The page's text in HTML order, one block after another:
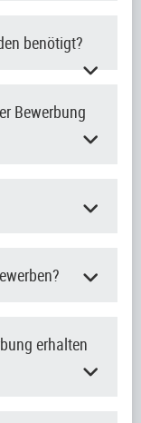
benötigt?
Bewerbung
erhalten